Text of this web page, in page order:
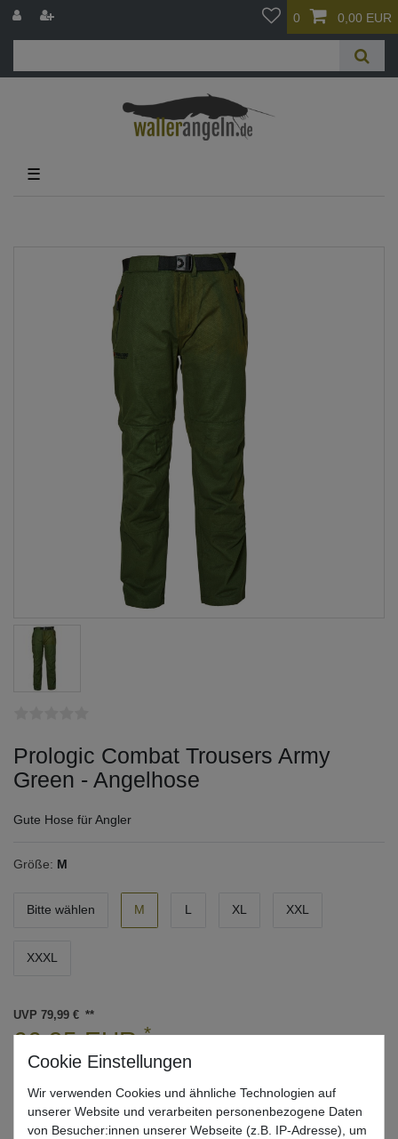
0 0,00 EUR
☰
Prologic Combat Trousers Army
Green - Angelhose
Gute Hose für Angler
Größe: M
Bitte wählen M L XL XXL
XXXL
UVP 79,99 €
66,95 EUR*
Versandkosten
Lieferzeit 1-3 Tage (Deutschland); 3-7 Tage (Ausland)
Informationen zur Berechnung des Liefertermins hier
Wir verwenden Cookies und ähnliche Technologien auf
unserer Website und verarbeiten personenbezogene Daten
von Besucher:innen unserer Webseite (z.B. IP-Adresse), um